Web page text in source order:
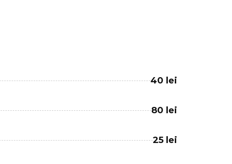
40 lei
80 lei
25 lei